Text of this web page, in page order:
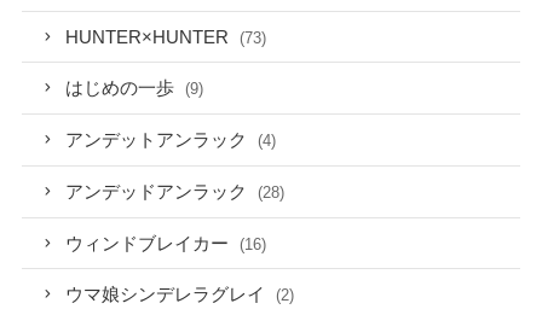
HUNTER×HUNTER (73)
はじめの一歩 (9)
アンデットアンラック (4)
アンデッドアンラック (28)
ウィンドブレイカー (16)
ウマ娘シンデレラグレイ (2)